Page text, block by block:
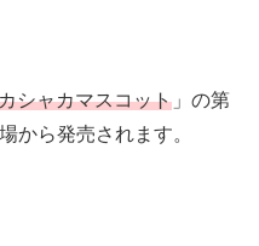
シャカマスコット 」の第
から発売されます。